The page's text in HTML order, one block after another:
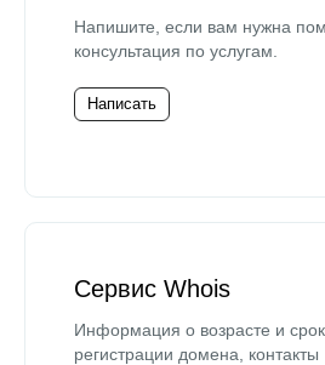
Напишите, если вам нужна
консультация по услугам.
Написать
Сервис Whois
Информация о возрасте и
регистрации домена, контакты